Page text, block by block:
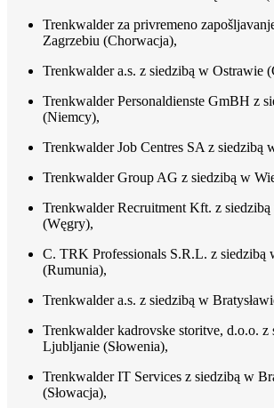
Trenkwalder za privremeno
Zagrzebiu (Chorwacja),
Trenkwalder a.s. z siedzibą w Ostrawie
Trenkwalder Personaldienste GmBH z
(Niemcy),
Trenkwalder Job Centres SA z siedzibą
Trenkwalder Group AG z siedzibą w
Trenkwalder Recruitment Kft. z siedzibą
(Węgry),
C. TRK Professionals S.R.L. z siedzibą
(Rumunia),
Trenkwalder a.s. z siedzibą w
Trenkwalder kadrovske storitve, d.o.o. z
Ljubljanie (Słowenia),
Trenkwalder IT Services z siedzibą w
(Słowacja),